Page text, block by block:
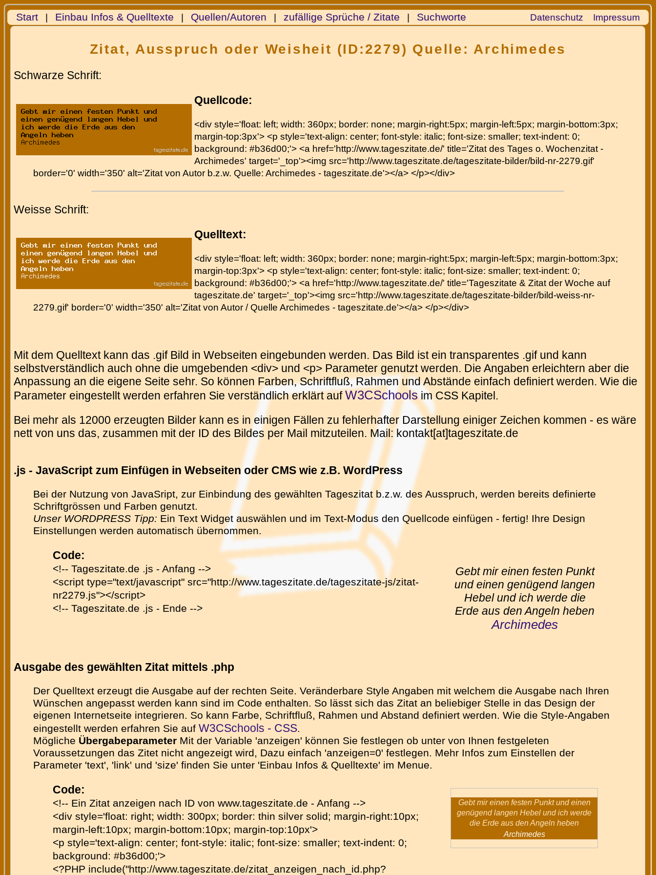
Start| Einbau Infos & Quelltexte | Quellen/Autoren | zufällige Sprüche / Zitate | Suchworte Datenschutz Impressum
Zitat, Ausspruch oder Weisheit (ID:2279) Quelle: Archimedes
Schwarze Schrift:
Quellcode:
<div style='float: left; width: 360px; border: none; margin-right:5px; margin-left:5px; margin-bottom:3px;
margin-top:3px'> <p style='text-align: center; font-style: italic; font-size: smaller; text-indent: 0;
background: #b36d00;'> <a href='http://www.tageszitate.de/' title='Zitat des Tages o. Wochenzitat -
Archimedes' target='_top'><img src='http://www.tageszitate.de/tageszitate-bilder/bild-nr-2279.gif'
border='0' width='350' alt='Zitat von Autor b.z.w. Quelle: Archimedes - tageszitate.de'></a> </p></div>
Weisse Schrift:
Quelltext:
<div style='float: left; width: 360px; border: none; margin-right:5px; margin-left:5px; margin-bottom:3px;
margin-top:3px'> <p style='text-align: center; font-style: italic; font-size: smaller; text-indent: 0;
background: #b36d00;'> <a href='http://www.tageszitate.de/' title='Tageszitate & Zitat der Woche auf
tageszitate.de' target='_top'><img src='http://www.tageszitate.de/tageszitate-bilder/bild-weiss-nr-
2279.gif' border='0' width='350' alt='Zitat von Autor / Quelle Archimedes - tageszitate.de'></a> </p></div>
Mit dem Quelltext kann das .gif Bild in Webseiten eingebunden werden. Das Bild ist ein transparentes .gif und kann
selbstverständlich auch ohne die umgebenden <div> und <p> Parameter genutzt werden. Die Angaben erleichtern aber die
Anpassung an die eigene Seite sehr. So können Farben, Schriftfluß, Rahmen und Abstände einfach definiert werden. Wie die
Parameter eingestellt werden erfahren Sie verständlich erklärt aufW3CSchoolsim CSS Kapitel.
Bei mehr als 12000 erzeugten Bilder kann es in einigen Fällen zu fehlerhafter Darstellung einiger Zeichen kommen - es wäre
nett von uns das, zusammen mit der ID des Bildes per Mail mitzuteilen. Mail: kontakt[at]tageszitate.de
.js - JavaScript zum Einfügen in Webseiten oder CMS wie z.B. WordPress
Bei der Nutzung von JavaSript, zur Einbindung des gewählten Tageszitat b.z.w. des Ausspruch, werden bereits definierte
Schriftgrössen und Farben genutzt.
Unser WORDPRESS Tipp: Ein Text Widget auswählen und im Text-Modus den Quellcode einfügen - fertig! Ihre Design
Einstellungen werden automatisch übernommen.
Gebt mir einen festen Punkt
und einen genügend langen
Hebel und ich werde die
Erde aus den Angeln heben
Archimedes
Code:
<!-- Tageszitate.de .js - Anfang -->
<script type="text/javascript" src="http://www.tageszitate.de/tageszitate-js/zitat-
nr2279.js"></script>
<!-- Tageszitate.de .js - Ende -->
Ausgabe des gewählten Zitat mittels .php
Der Quelltext erzeugt die Ausgabe auf der rechten Seite. Veränderbare Style Angaben mit welchem die Ausgabe nach Ihren
Wünschen angepasst werden kann sind im Code enthalten. So lässt sich das Zitat an beliebiger Stelle in das Design der
eigenen Internetseite integrieren. So kann Farbe, Schriftfluß, Rahmen und Abstand definiert werden. Wie die Style-Angaben
eingestellt werden erfahren Sie aufW3CSchools - CSS.
Mögliche Übergabeparameter Mit der Variable 'anzeigen' können Sie festlegen ob unter von Ihnen festgeleten
Voraussetzungen das Zitet nicht angezeigt wird, Dazu einfach 'anzeigen=0' festlegen. Mehr Infos zum Einstellen der
Parameter 'text', 'link' und 'size' finden Sie unter 'Einbau Infos & Quelltexte' im Menue.
Gebt mir einen festen Punkt und einen
genügend langen Hebel und ich werde
die Erde aus den Angeln heben
Archimedes
Code:
<!-- Ein Zitat anzeigen nach ID von www.tageszitate.de - Anfang -->
<div style='float: right; width: 300px; border: thin silver solid; margin-right:10px;
margin-left:10px; margin-bottom:10px; margin-top:10px'>
<p style='text-align: center; font-style: italic; font-size: smaller; text-indent: 0;
background: #b36d00;'>
<?PHP include("http://www.tageszitate.de/zitat_anzeigen_nach_id.php?